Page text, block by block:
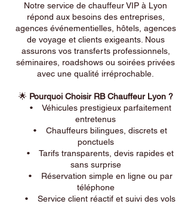
Notre service de chauffeur VIP à Lyon
répond aux besoins des entreprises,
agences événementielles, hôtels, agences
de voyage et clients exigeants. Nous
assurons vos transferts professionnels,
séminaires, roadshows ou soirées privées
avec une qualité irréprochable.
🌟 Pourquoi Choisir RB Chauffeur Lyon ?
• Véhicules prestigieux parfaitement
entretenus
• Chauffeurs bilingues, discrets et
ponctuels
• Tarifs transparents, devis rapides et
sans surprise
• Réservation simple en ligne ou par
téléphone
• Service client réactif et suivi des vols